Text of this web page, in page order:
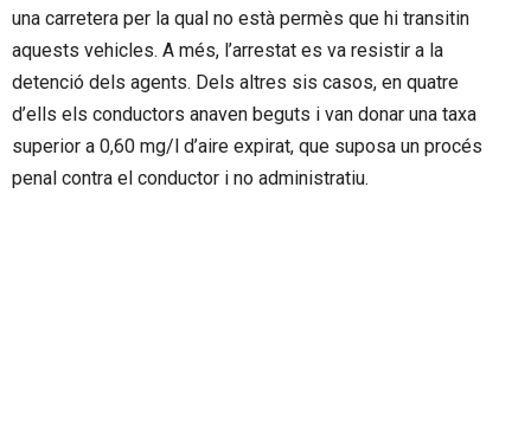
una carretera per la qual no està permès que hi transitin
aquests vehicles. A més, l’arrestat es va resistir a la
detenció dels agents. Dels altres sis casos, en quatre
d’ells els conductors anaven beguts i van donar una taxa
superior a 0,60 mg/l d’aire expirat, que suposa un procés
penal contra el conductor i no administratiu.